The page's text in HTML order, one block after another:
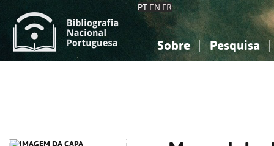
PT EN FR
Sobre Pesquisa